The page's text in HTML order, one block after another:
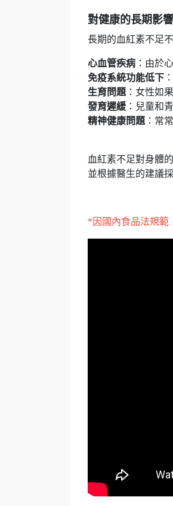
對健康的長期影響
長期的血紅素不足
心血管疾病 ：由於
免疫系統功能低下
生育問題 ：女性如
發育遲緩 ：兒童和
精神健康問題 ：常
血紅素不足對身體
並根據醫生的建議
*因國內食品法規範